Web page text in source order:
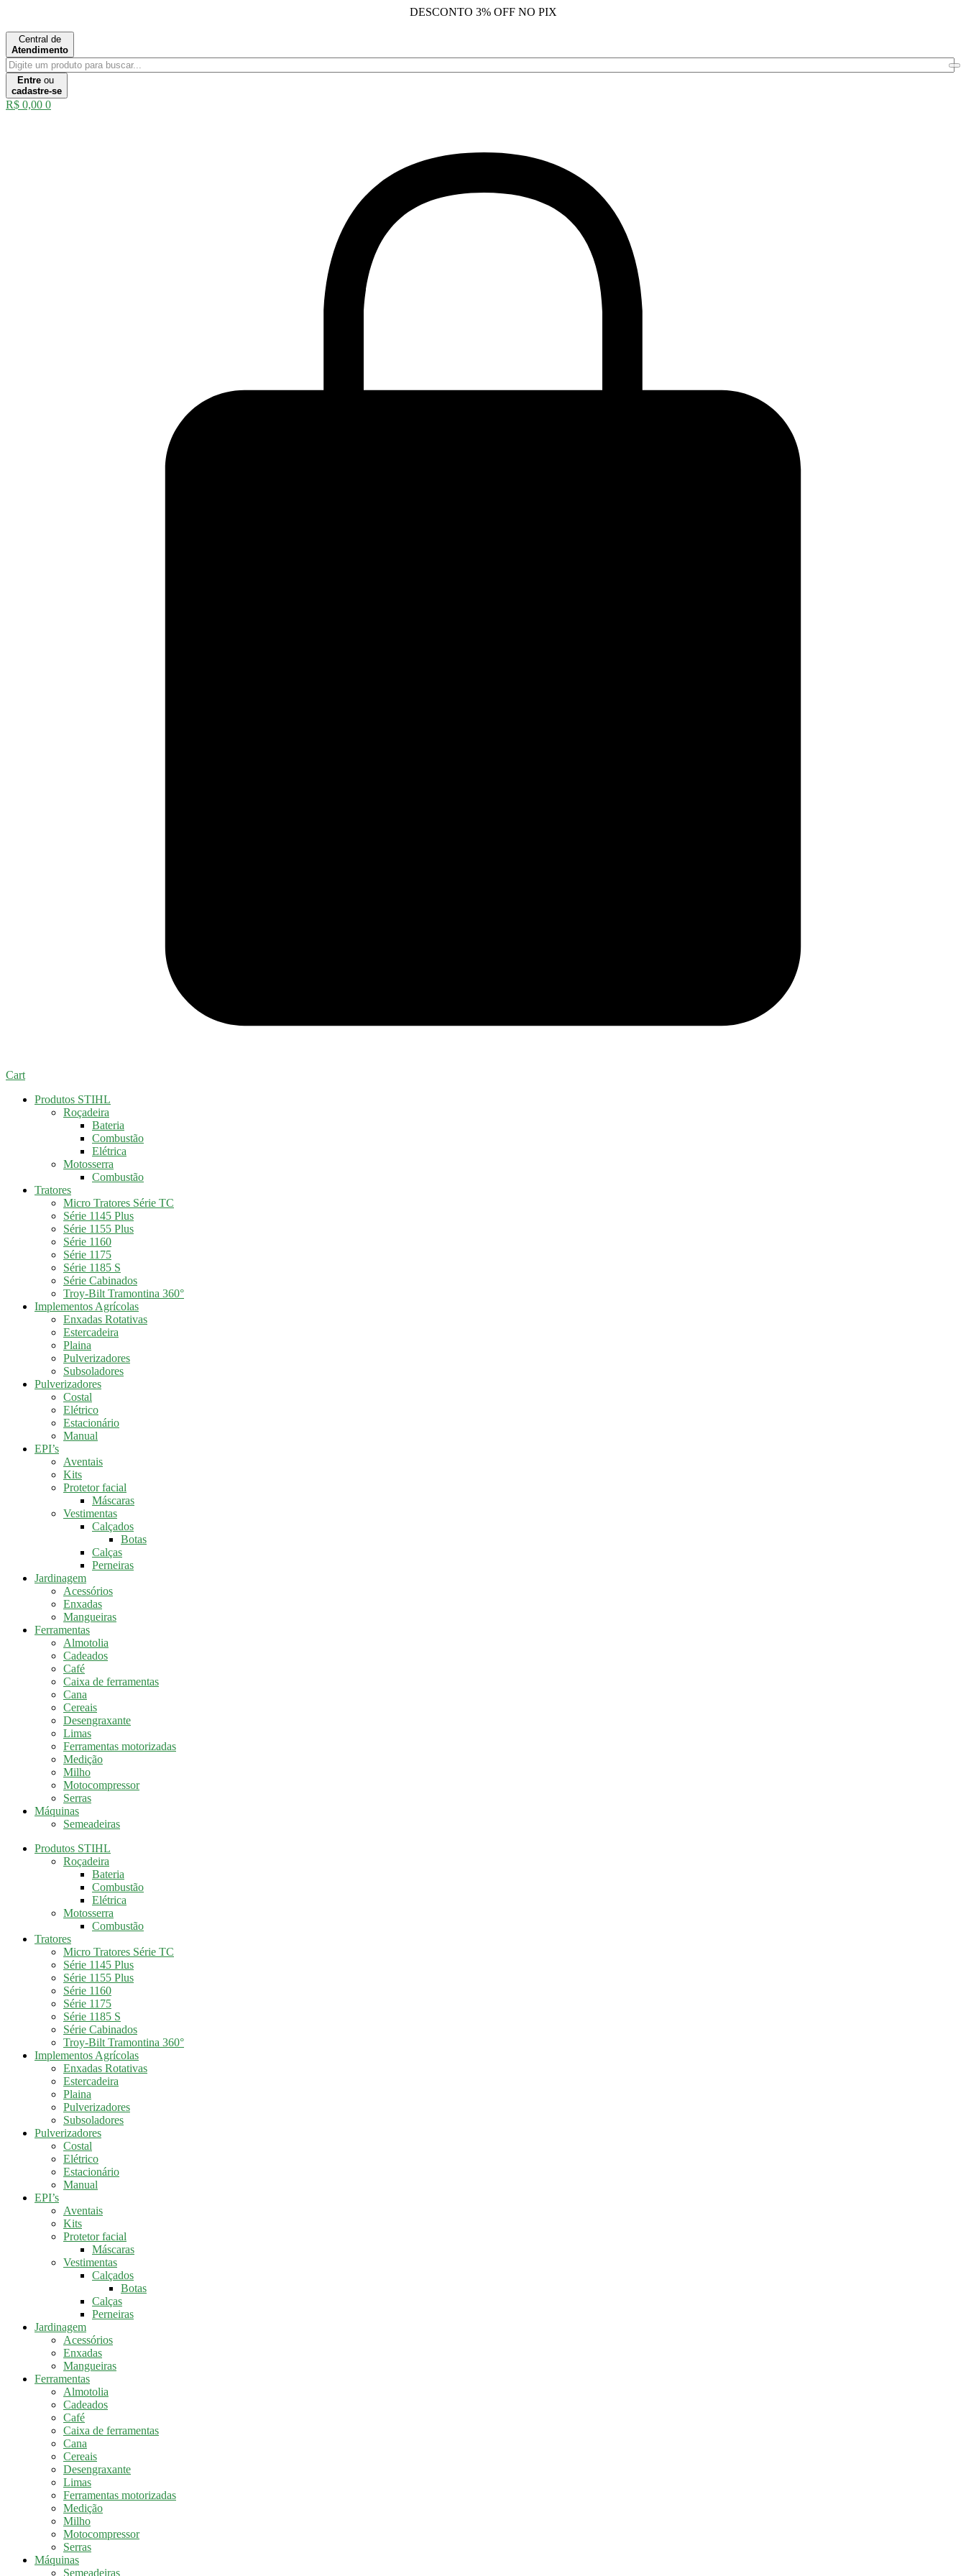
o
conteúdo
DESCONTO 3% OFF NO PIX
Central de
Atendimento
Entreou
cadastre-se
R$ 0,00 0
Cart
Produtos STIHL
Roçadeira
Bateria
Combustão
Elétrica
Motosserra
Combustão
Tratores
Micro Tratores Série TC
Série 1145 Plus
Série 1155 Plus
Série 1160
Série 1175
Série 1185 S
Série Cabinados
Troy-Bilt Tramontina 360°
Implementos Agrícolas
Enxadas Rotativas
Estercadeira
Plaina
Pulverizadores
Subsoladores
Pulverizadores
Costal
Elétrico
Estacionário
Manual
EPI’s
Aventais
Kits
Protetor facial
Máscaras
Vestimentas
Calçados
Botas
Calças
Perneiras
Jardinagem
Acessórios
Enxadas
Mangueiras
Ferramentas
Almotolia
Cadeados
Café
Caixa de ferramentas
Cana
Cereais
Desengraxante
Limas
Ferramentas motorizadas
Medição
Milho
Motocompressor
Serras
Máquinas
Semeadeiras
Produtos STIHL
Roçadeira
Bateria
Combustão
Elétrica
Motosserra
Combustão
Tratores
Micro Tratores Série TC
Série 1145 Plus
Série 1155 Plus
Série 1160
Série 1175
Série 1185 S
Série Cabinados
Troy-Bilt Tramontina 360°
Implementos Agrícolas
Enxadas Rotativas
Estercadeira
Plaina
Pulverizadores
Subsoladores
Pulverizadores
Costal
Elétrico
Estacionário
Manual
EPI’s
Aventais
Kits
Protetor facial
Máscaras
Vestimentas
Calçados
Botas
Calças
Perneiras
Jardinagem
Acessórios
Enxadas
Mangueiras
Ferramentas
Almotolia
Cadeados
Café
Caixa de ferramentas
Cana
Cereais
Desengraxante
Limas
Ferramentas motorizadas
Medição
Milho
Motocompressor
Serras
Máquinas
Semeadeiras